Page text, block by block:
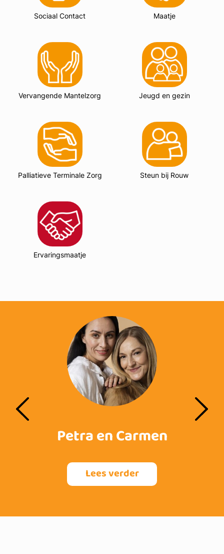
Sociaal Contact Maatje
Vervangende Mantelzorg Jeugd en gezin
Palliatieve Terminale Zorg Steun bij Rouw
Ervaringsmaatje
Ben
Lees verder